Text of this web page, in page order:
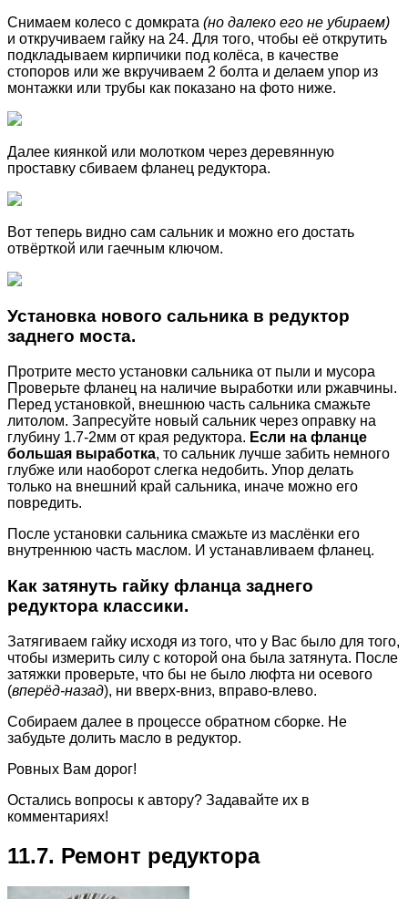
Снимаем колесо с домкрата (но далеко его не убираем)
и откручиваем гайку на 24. Для того, чтобы её открутить
подкладываем кирпичики под колёса, в качестве
стопоров или же вкручиваем 2 болта и делаем упор из
монтажки или трубы как показано на фото ниже.
Далее киянкой или молотком через деревянную
проставку сбиваем фланец редуктора.
Вот теперь видно сам сальник и можно его достать
отвёрткой или гаечным ключом.
Установка нового сальника в редуктор
заднего моста.
Протрите место установки сальника от пыли и мусора
Проверьте фланец на наличие выработки или ржавчины.
Перед установкой, внешнюю часть сальника смажьте
литолом. Запресуйте новый сальник через оправку на
глубину 1.7-2мм от края редуктора. Если на фланце
большая выработка, то сальник лучше забить немного
глубже или наоборот слегка недобить. Упор делать
только на внешний край сальника, иначе можно его
повредить.
После установки сальника смажьте из маслёнки его
внутреннюю часть маслом. И устанавливаем фланец.
Как затянуть гайку фланца заднего
редуктора классики.
Затягиваем гайку исходя из того, что у Вас было для того,
чтобы измерить силу с которой она была затянута. После
затяжки проверьте, что бы не было люфта ни осевого
(вперёд-назад), ни вверх-вниз, вправо-влево.
Собираем далее в процессе обратном сборке. Не
забудьте долить масло в редуктор.
Ровных Вам дорог!
Остались вопросы к автору? Задавайте их в
комментариях!
11.7. Ремонт редуктора